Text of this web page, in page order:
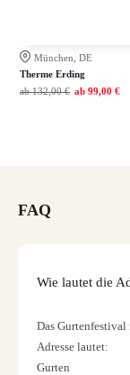
München, DE
Therme Erding
ab 132,00 € ab 99,00 €
FAQ
Wie lautet die
Das Gurtenfestival
Adresse lautet:
Gurten